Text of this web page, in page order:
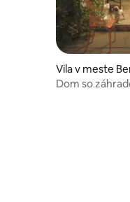
Vila v meste
Dom so